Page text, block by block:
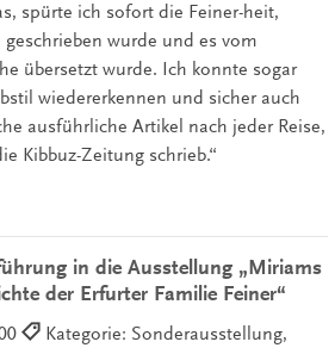
spürte ich sofort die Feiner-heit,
wurde und es vom
übersetzt wurde. Ich konnte sogar
wiedererkennen und sicher auch
ausführliche Artikel nach jeder Reise,
Kibbuz-Zeitung schrieb.“
in die Ausstellung „Miriams
der Erfurter Familie Feiner“
Kategorie: Sonderausstellung,